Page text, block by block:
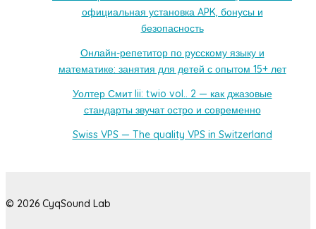
официальная установка APK, бонусы и
безопасность
Онлайн-репетитор по русскому языку и
математике: занятия для детей с опытом 15+ лет
Уолтер Смит Iii: twio vol.. 2 — как джазовые
стандарты звучат остро и современно
Swiss VPS — The quality VPS in Switzerland
© 2026 CyqSound Lab